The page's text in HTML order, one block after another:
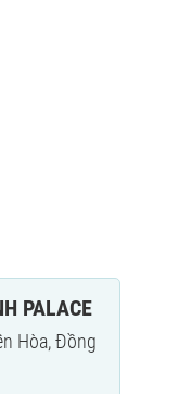
PALACE
Hòa, Đồng